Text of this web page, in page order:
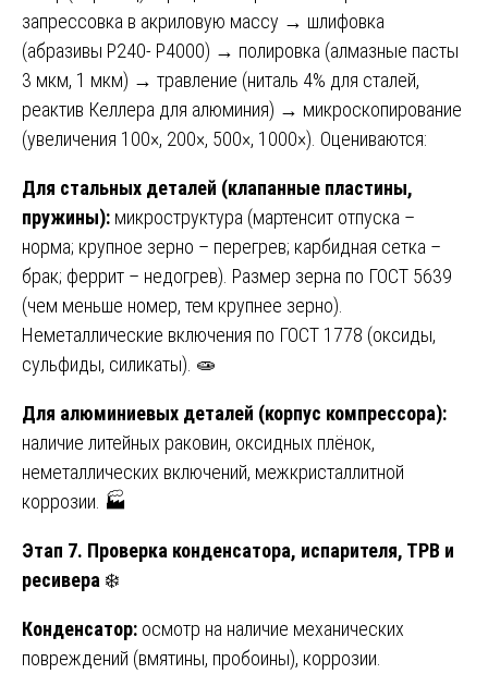
запрессовка в акриловую массу → шлифовка
(абразивы P240- P4000) → полировка (алмазные пасты
3 мкм, 1 мкм) → травление (ниталь 4% для сталей,
реактив Келлера для алюминия) → микроскопирование
(увеличения 100×, 200×, 500×, 1000×). Оцениваются:
Для стальных деталей (клапанные пластины,
пружины): микроструктура (мартенсит отпуска –
норма; крупное зерно – перегрев; карбидная сетка –
брак; феррит – недогрев). Размер зерна по ГОСТ 5639
(чем меньше номер, тем крупнее зерно).
Неметаллические включения по ГОСТ 1778 (оксиды,
сульфиды, силикаты). 🧫
Для алюминиевых деталей (корпус компрессора):
наличие литейных раковин, оксидных плёнок,
неметаллических включений, межкристаллитной
коррозии. 🏭
Этап 7. Проверка конденсатора, испарителя, ТРВ и
ресивера ❄️
Конденсатор: осмотр на наличие механических
повреждений (вмятины, пробоины), коррозии.